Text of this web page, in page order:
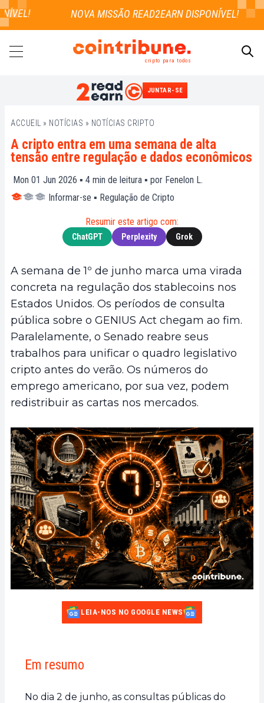
cripto para todos
JUNTAR-SE
ACCUEIL » NOTÍCIAS » NOTÍCIAS CRIPTO
A cripto entra em uma semana de alta
tensão entre regulação e dados econômicos
Mon 01 Jun 2026 ▪ 4 min de leitura ▪ por Fenelon L.
Informar-se ▪ Regulação de Cripto
Resumir este artigo com:
ChatGPT Perplexity Grok
A semana de 1º de junho marca uma virada
concreta na regulação dos stablecoins nos
Estados Unidos. Os períodos de consulta
pública sobre o GENIUS Act chegam ao fim.
Paralelamente, o Senado reabre seus
trabalhos para unificar o quadro legislativo
cripto antes do verão. Os números do
emprego americano, por sua vez, podem
redistribuir as cartas nos mercados.
LEIA-NOS NO GOOGLE NEWS
Em resumo
No dia 2 de junho, as consultas públicas do